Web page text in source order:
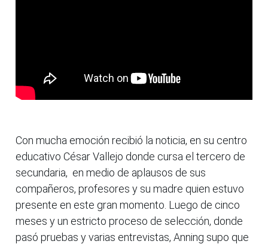
Con mucha emoción recibió la noticia, en su centro
educativo César Vallejo donde cursa el tercero de
secundaria, en medio de aplausos de sus
compañeros, profesores y su madre quien estuvo
presente en este gran momento. Luego de cinco
meses y un estricto proceso de selección, donde
pasó pruebas y varias entrevistas, Anning supo que